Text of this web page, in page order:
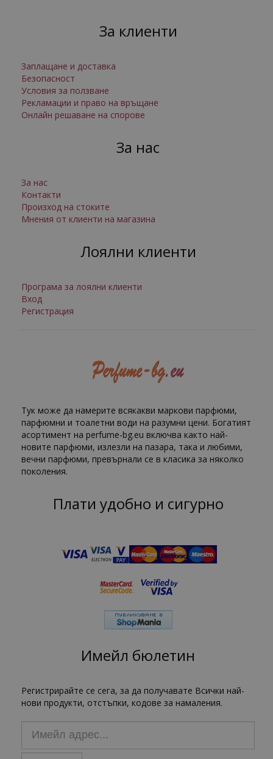
За клиенти
Заплащане и доставка
Безопасност
Условия за ползване
Рекламации и право на връщане
Онлайн решаване на спорове
За нас
За нас
Контакти
Произход на стоките
Мнения от клиенти на магазина
Лоялни клиенти
Програма за лоялни клиенти
Вход
Регистрация
Тук може да намерите всякакви маркови парфюми,
парфюмни и тоалетни води на разумни цени. Богатият
асортимент на perfume-bg.eu включва както най-
новите парфюми, излезли на пазара, така и любими,
вечни парфюми, превърнали се в класика за няколко
поколения.
Плати удобно и сигурно
Имейл бюлетин
Регистрирайте се сега, за да получавате Всички най-
нови продукти, отстъпки, кодове за намаления.